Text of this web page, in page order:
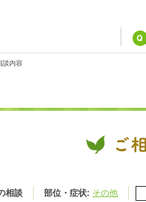
談内容
相談 部位・症状: その他